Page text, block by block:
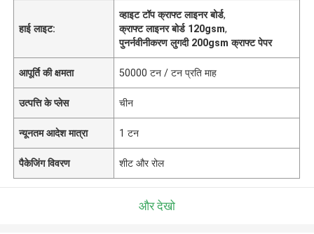
हाई लाइट:
व्हाइट टॉप क्राफ्ट लाइनर बोर्ड,
क्राफ्ट लाइनर बोर्ड 120gsm,
पुनर्नवीनीकरण लुगदी 200gsm क्राफ्ट पेपर
आपूर्ति की क्षमता 50000 टन / टन प्रति माह
उत्पत्ति के प्लेस चीन
न्यूनतम आदेश मात्रा 1 टन
पैकेजिंग विवरण शीट और रोल
और देखो